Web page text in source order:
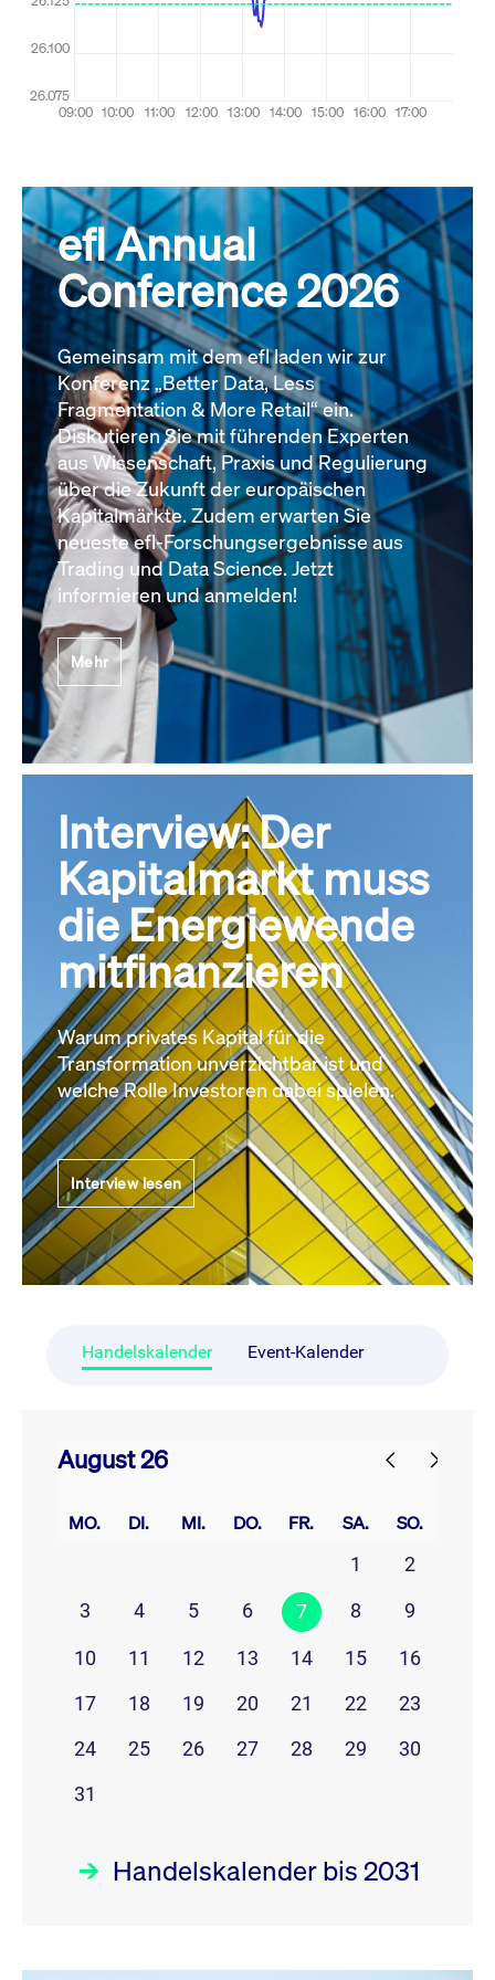
efl Annual
Conference 2026
Gemeinsam mit dem efl laden wir zur
Konferenz „Better Data, Less
Fragmentation & More Retail“ ein.
Diskutieren Sie mit führenden Experten
aus Wissenschaft, Praxis und Regulierung
über die Zukunft der europäischen
Kapitalmärkte. Zudem erwarten Sie
neueste efl-Forschungsergebnisse aus
Trading und Data Science. Jetzt
informieren und anmelden!
Mehr
Interview: Der
Kapitalmarkt muss
die Energiewende
mitfinanzieren
Warum privates Kapital für die
Transformation unverzichtbar ist und
welche Rolle Investoren dabei spielen.
Interview lesen
Handelskalender Event-Kalender
August 26
MO. DI. MI. DO. FR. SA. SO.
1
2
3
4 5 6 7 8 9
10 11 12 13 14 15
16
17
18 19 20 21 22
23
24
25 26 27 28 29
30
31
Handelskalender bis 2031